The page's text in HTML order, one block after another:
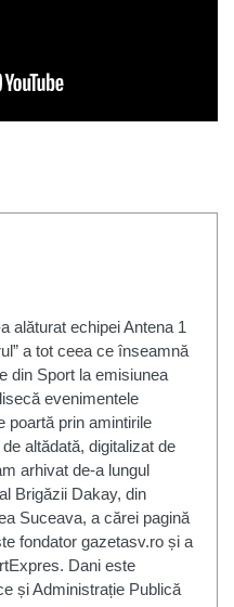
alăturat echipei Antena 1
a tot ceea ce înseamnă
din Sport la emisiunea
evenimentele
poartă prin amintirile
altădată, digitalizat de
arhivat de-a lungul
Brigăzii Dakay, din
Suceava, a cărei pagină
fondator gazetasv.ro și a
Dani este
și Administrație Publică